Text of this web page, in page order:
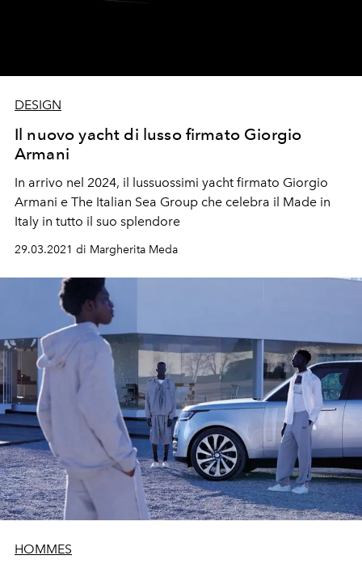
DESIGN
Il nuovo yacht di lusso firmato Giorgio
Armani
In arrivo nel 2024, il lussuossimi yacht firmato Giorgio
Armani e The Italian Sea Group che celebra il Made in
Italy in tutto il suo splendore
29.03.2021 di Margherita Meda
HOMMES